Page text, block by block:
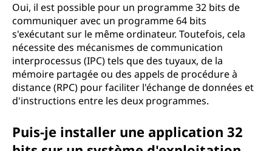
Oui, il est possible pour un programme 32 bits de
communiquer avec un programme 64 bits
s'exécutant sur le même ordinateur. Toutefois, cela
nécessite des mécanismes de communication
interprocessus (IPC) tels que des tuyaux, de la
mémoire partagée ou des appels de procédure à
distance (RPC) pour faciliter l'échange de données et
d'instructions entre les deux programmes.
Puis-je installer une application 32